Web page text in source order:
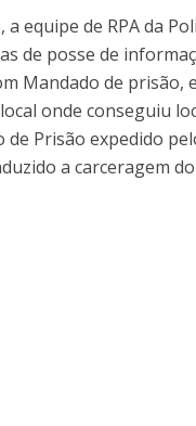
equipe de RPA da
de posse de
Mandado de
onde conseguiu
Prisão expedido
a carceragem